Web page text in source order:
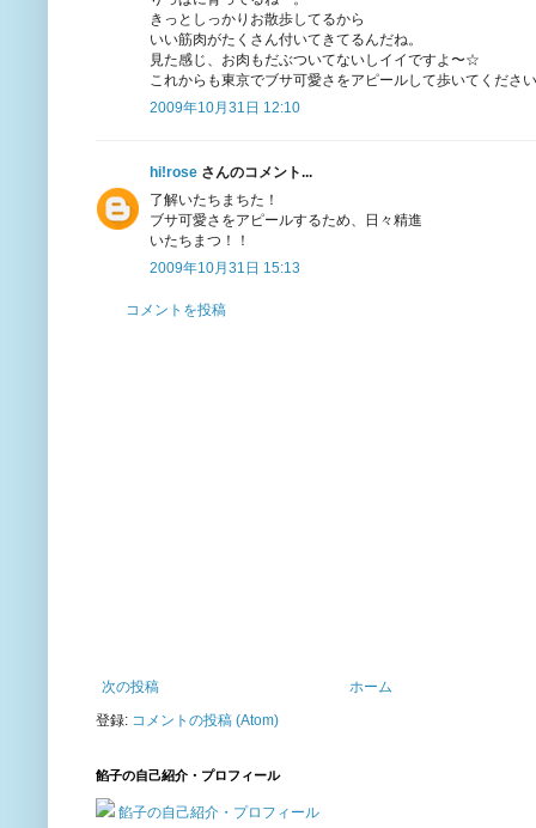
きっとしっかりお散歩してるから
いい筋肉がたくさん付いてきてるんだね。
見た感じ、お肉もだぶついてないしイイですよ〜☆
これからも東京でブサ可愛さをアピールして歩いてくださ
2009年10月31日 12:10
hi!rose さんのコメント...
了解いたちまちた！
ブサ可愛さをアピールするため、日々精進
いたちまつ！！
2009年10月31日 15:13
コメントを投稿
次の投稿
ホーム
登録: コメントの投稿 (Atom)
餡子の自己紹介・プロフィール
餡子の自己紹介・プロフィール